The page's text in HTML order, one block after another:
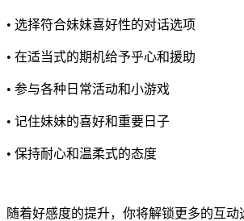
• 选择符合妹妹喜好性的对话选项
• 在适当式的期机给予乎心和援助
• 参与各种日常活动和小游戏
• 记住妹妹的喜好和重要日子
• 保持耐心和温柔式的态度
随着好感度的提升，你将解锁更多的互